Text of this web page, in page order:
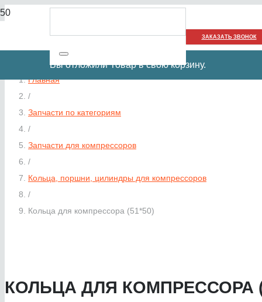
ЗАКАЗАТЬ ЗВОНОК
Вы отложилиТоварв свою корзину.
Главная
/
Запчасти по категориям
/
Запчасти для компрессоров
/
Кольца, поршни, цилиндры для компрессоров
/
Кольца для компрессора (51*50)
КОЛЬЦА ДЛЯ КОМПРЕССОРА